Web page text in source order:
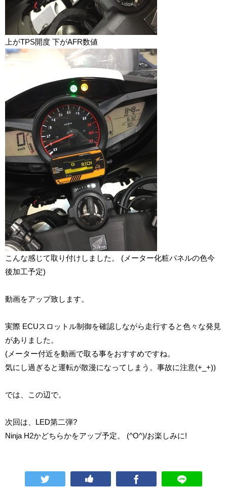
上がTPS開度 下がAFR数値
こんな感じて取り付けしました。 (メーター化粧パネルの色今
後加工予定)
動画をアップ致します。
実際 ECUスロットル制御を確認しながら走行すると色々な発見
がありました。
(メーター付近を動画で取る事をおすすめですね。
気にし過ぎると運転が散漫になってしまう。事故に注意(+_+))
では、この辺で。
次回は、LED第二弾?
Ninja H2かどちらかをアップ予定。 (^O^)/お楽しみに!